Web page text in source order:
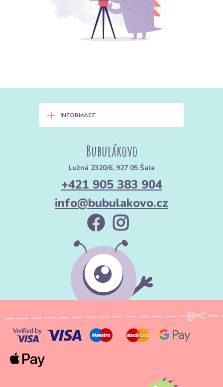
+ INFORMACE
Bubulákovo
Lužná 2320/6, 927 05 Šala
+421 905 383 904
info@bubulakovo.cz